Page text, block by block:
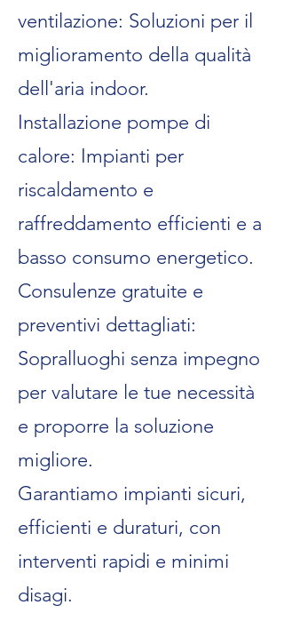
ventilazione: Soluzioni per il
miglioramento della qualità
dell'aria indoor.
Installazione pompe di
calore: Impianti per
riscaldamento e
raffreddamento efficienti e a
basso consumo energetico.
Consulenze gratuite e
preventivi dettagliati:
Sopralluoghi senza impegno
per valutare le tue necessità
e proporre la soluzione
migliore.
Garantiamo impianti sicuri,
efficienti e duraturi, con
interventi rapidi e minimi
disagi.